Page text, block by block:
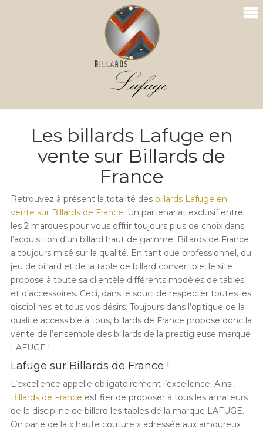
Les billards Lafuge en
vente sur Billards de
France
Retrouvez à présent la totalité des billards Lafuge en
vente sur Billards de France. Un partenariat exclusif entre
les 2 marques pour vous offrir toujours plus de choix dans
l’acquisition d’un billard haut de gamme. Billards de France
a toujours misé sur la qualité. En tant que professionnel, du
jeu de billard et de la table de billard convertible, le site
propose à toute sa clientèle différents modèles de tables
et d’accessoires. Ceci, dans le souci de respecter toutes les
disciplines et tous vos désirs. Toujours dans l’optique de la
qualité accessible à tous, billards de France propose donc la
vente de l’ensemble des billards de la prestigieuse marque
LAFUGE !
Lafuge sur Billards de France !
L’excellence appelle obligatoirement l’excellence. Ainsi,
Billards de France est fier de proposer à tous les amateurs
de la discipline de billard les tables de la marque LAFUGE.
On parle de la « haute couture » adressée aux amoureux